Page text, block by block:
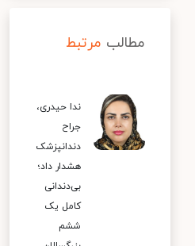
مطالب مرتبط
ندا حیدری،
جراح
دندانپزشک
هشدار داد؛
بی‌دندانی
کامل یک
ششم